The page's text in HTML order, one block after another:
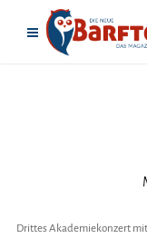
Drittes Akademiekonzert